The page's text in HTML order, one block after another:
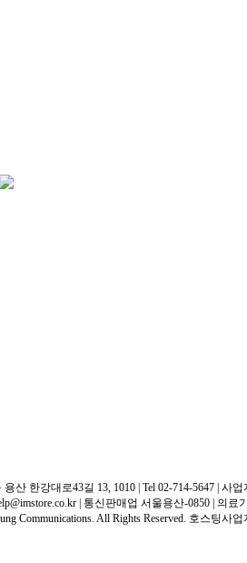
용산 한강대로43길 13, 1010 Tel 02-714-5647 사업
통신판매업 서울용산-0850
의료
Communications. All Rights Reserved. 호스팅사업